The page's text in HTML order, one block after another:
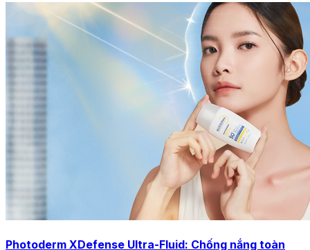
Photoderm XDefense Ultra-Fluid: Chống nắng toàn